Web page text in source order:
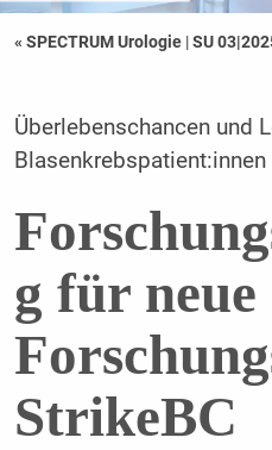
« SPECTRUM Urologie |SU
Überlebenschancen und
g für
StrikeBC